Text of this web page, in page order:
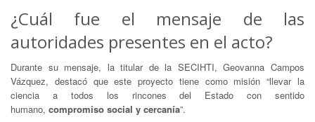
¿Cuál fue el mensaje de las
autoridades presentes en el acto?
Durante su mensaje, la titular de la SECIHTI, Geovanna Campos
Vázquez, destacó que este proyecto tiene como misión “llevar la
ciencia a todos los rincones del Estado con sentido
humano, compromiso social y cercanía”.